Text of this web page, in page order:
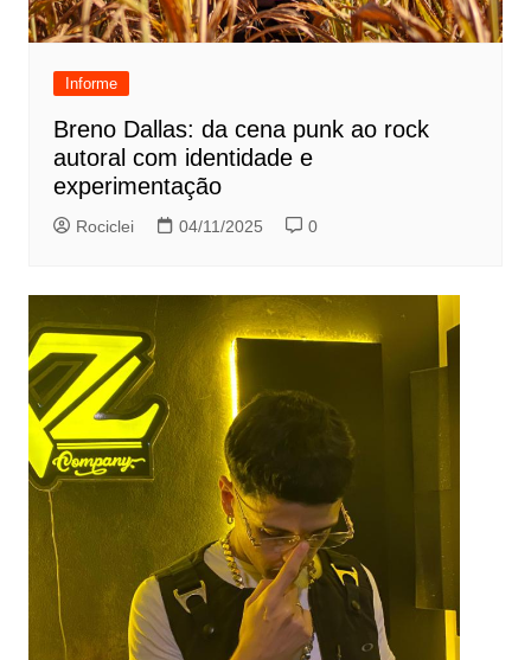
Informe
Breno Dallas: da cena punk ao rock
autoral com identidade e
experimentação
Rociclei 04/11/2025 0